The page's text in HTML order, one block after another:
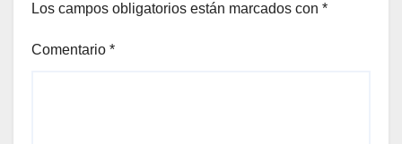
Los campos obligatorios están marcados con *
Comentario *